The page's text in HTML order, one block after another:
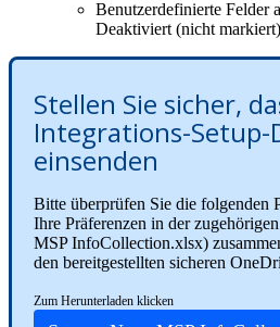
Benutzerdefinierte Felder
Deaktiviert (nicht markiert)
Stellen Sie sicher,
Integrations-Setup-
einsenden
Bitte überprüfen Sie die folgenden
Ihre Präferenzen in der zugehörigen
MSP InfoCollection.xlsx)
den bereitgestellten sicheren
Zum Herunterladen klicken